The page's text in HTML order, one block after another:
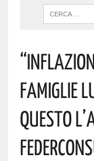
Famiglie
Questo